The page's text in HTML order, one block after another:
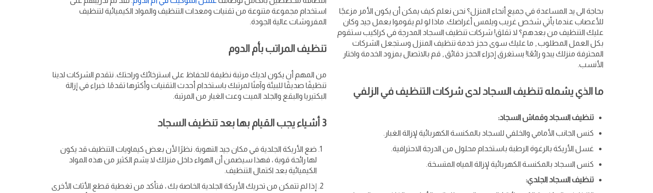
بحاجة الى يد المساعدة في جميع أنحاء المنزل؟ نحن نعلم كيف يمكن أن يكون الأمر مزعجًا
للأعصاب عندما يأتي شخص غريب ويلمس أغراضك. ماذا لو لم يقوموا بعمل جيد وكان
عليك التنظيف من بعدهم؟ لا تقلق! شركات تنظيف السجاد المدرجة في كراكيب ستقوم
بكل العمل المطلوب , ما عليك سوى حجز خدمة تنظيف المنزل وستجعل الشركات
المحترفة منزلك يبدو رائعًا! يستغرق إجراء الحجز دقائق , قم بالاتصال بمزود الخدمة واختار
الأنسب.
ما الذي يشمله تنظيف السجاد لدى شركات التنظيف في الزلفي
تنظيف السجاد وقماش السجاد:
كنس الجانب الأمامي والخلفي للسجاد بالمكنسة الكهربائية لإزالة الغبار.
غسل الأريكة بالرغوة الرطبة باستخدام محلول من الدرجة الاحترافية.
كنس السجاد بالمكنسة الكهربائية لإزالة المياه المتسخة.
تنظيف السجاد الجلدي:
استخدام مجموعة متنوعة من تقنيات ومعدات التنظيف والمواد الكيميائية لتنظيف
المفروشات عالية الجودة.
تنظيف المراتب بأم الدوم
من المهم أن يكون لديك مرتبة نظيفة للحفاظ على استرخائك وراحتك. نتقدم الشركات لدينا
تنظيفًا صديقًا للبيئة وآمنًا لمرتبك باستخدام أحدث التقنيات وأكثرها تقدمًا. خبراء في إزالة
البكتيريا والبقع والجلد الميت وعث الغبار من المرتبة.
3 أشياء يجب القيام بها بعد تنظيف السجاد
ضع الأريكة الجلدية في مكان جيد التهوية. نظرًا لأن بعض كيماويات التنظيف قد يكون
لها رائحة قوية ، فهذا سيضمن أن الهواء داخل منزلك لا يشم الكثير من هذه المواد
الكيميائية بعد اكتمال التنظيف.
إذا لم تتمكن من تحريك الأريكة الجلدية الخاصة بك ، فتأكد من تغطية قطع الأثاث الأخرى